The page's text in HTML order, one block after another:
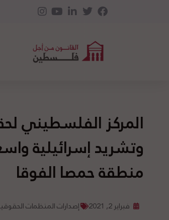
المركز الفلسطيني
وتشريد إسرائيلية
منطقة حمصا الفوقا
فبراير 2, 2021 إصدارات المنظمات